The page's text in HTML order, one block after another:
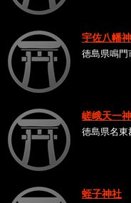
宇佐八幡
徳島県鳴門
嵯峨天一
徳島県名東
蛭子神社